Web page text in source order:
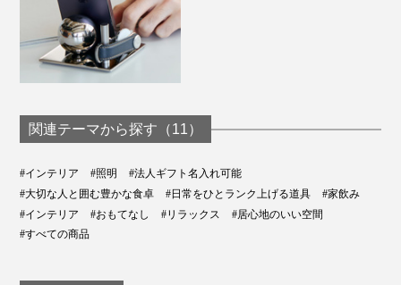
遅い家族をお出迎え。明るい天井照明をつけっぱなしに
せずとも、温かな光に心がほっとゆるむはず。
関連テーマから探す（11）
#インテリア #照明
#法人ギフト名入れ可能
#大切な人と囲む豊かな食卓
#日常をひとランク上げる道具
#家飲み
#インテリア
#おもてなし #リラックス
#居心地のいい空間
#すべての商品